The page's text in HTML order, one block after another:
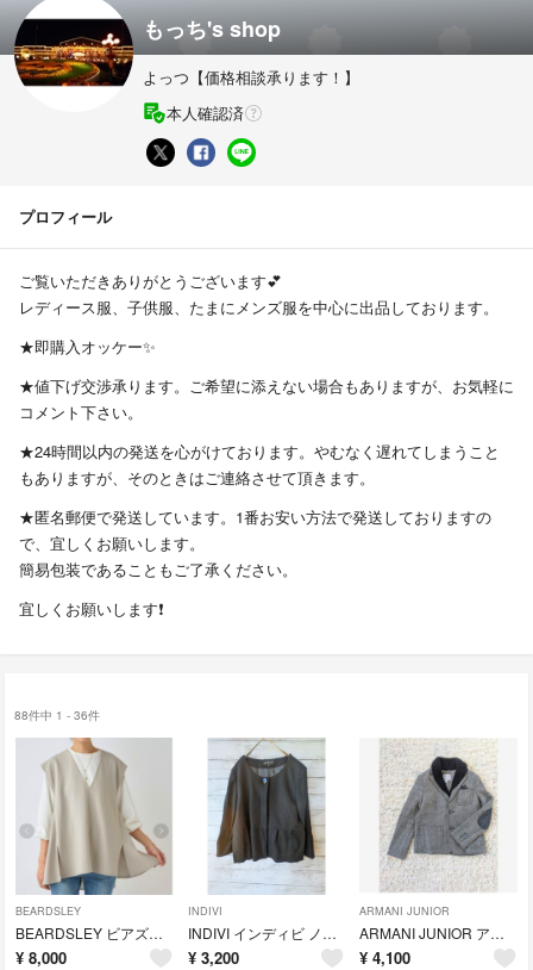
もっち's shop
よっつ【価格相談承ります！】
本人確認済
プロフィール
ご覧いただきありがとうございます💕
レディース服、子供服、たまにメンズ服を中心に出品しております。
★即購入オッケー✨
★値下げ交渉承ります。ご希望に添えない場合もありますが、お気軽に
コメント下さい。
★24時間以内の発送を心がけております。やむなく遅れてしまうこと
もありますが、そのときはご連絡させて頂きます。
★匿名郵便で発送しています。1番お安い方法で発送しておりますの
で、宜しくお願いします。
簡易包装であることもご了承ください。
宜しくお願いします❗
88件中 1 - 36件
BEARDSLEY
BEARDSLEY ビアズリー ブークレフレアーベスト アイボリー 25SS
¥ 8,000
INDIVI
INDIVI インディビ ノーカラーペプラムジャケット 38 ウール 七分袖
¥ 3,200
ARMANI JUNIOR
ARMANI JUNIOR アルマーニジュニア テーラードジャケット 118cm 秋冬
¥ 4,100